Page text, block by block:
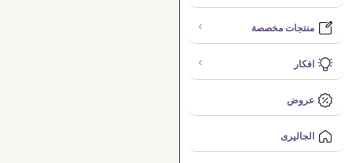
منتجات مخصصة
افكار
عروض
الجاليرى